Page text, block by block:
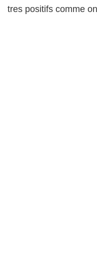
tres positifs comme